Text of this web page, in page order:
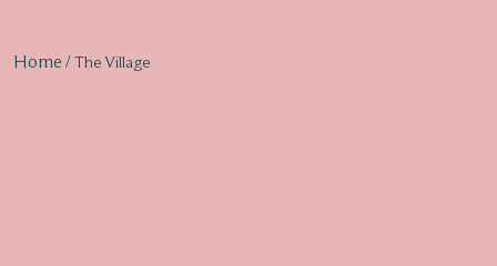
Home The Village